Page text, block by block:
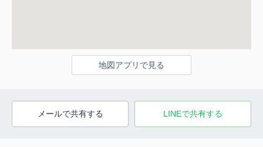
地図アプリで見る
メールで共有する LINEで共有する